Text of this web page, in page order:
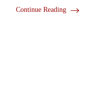
Continue Reading